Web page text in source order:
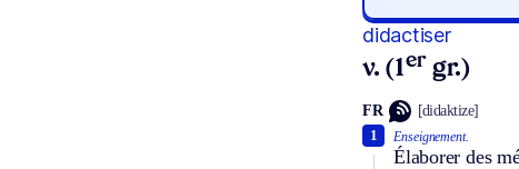
didactiser
v. (1er gr.)
FR [didaktize]
Enseignement.
Élaborer des
1